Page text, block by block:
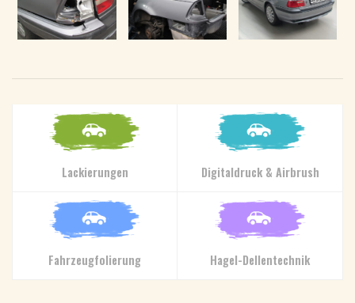
Lackierungen Digitaldruck & Airbrush
Fahrzeugfolierung Hagel-Dellentechnik